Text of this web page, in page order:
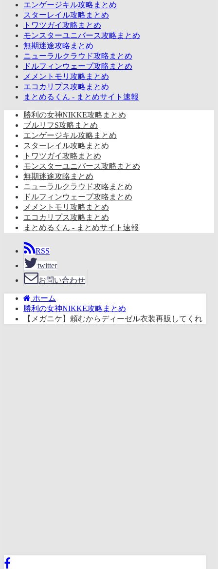
エンゲージキル攻略まとめ
スターレイル攻略まとめ
トワツガイ攻略まとめ
モンスターユニバース攻略まとめ
無期迷途攻略まとめ
ニューラルクラウド攻略まとめ
ドルフィンウェーブ攻略まとめ
メメントモリ攻略まとめ
エコカリプス攻略まとめ
まとめるくん - まとめサイト速報
勝利の女神NIKKE攻略まとめ
ブルリフS攻略まとめ
エンゲージキル攻略まとめ
スターレイル攻略まとめ
トワツガイ攻略まとめ
モンスターユニバース攻略まとめ
無期迷途攻略まとめ
ニューラルクラウド攻略まとめ
ドルフィンウェーブ攻略まとめ
メメントモリ攻略まとめ
エコカリプス攻略まとめ
まとめるくん - まとめサイト速報
RSS
twitter
お問い合わせ
ホーム
勝利の女神NIKKE攻略まとめ
【メガニケ】頼むからディーゼル衣装再販してくれ